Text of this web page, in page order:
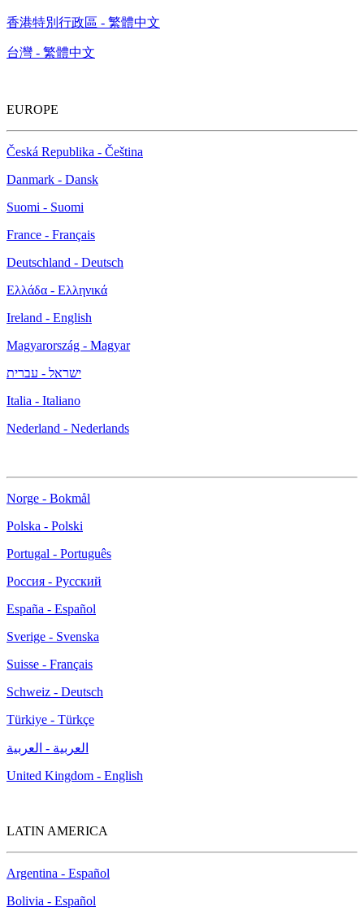
香港特別行政區 - 繁體中文
台灣 - 繁體中文
EUROPE
Česká Republika - Čeština
Danmark - Dansk
Suomi - Suomi
France - Français
Deutschland - Deutsch
Ελλάδα - Ελληνικά
Ireland - English
Magyarország - Magyar
ישראל - עברית
Italia - Italiano
Nederland - Nederlands
Norge - Bokmål
Polska - Polski
Portugal - Português
Россия - Русский
España - Español
Sverige - Svenska
Suisse - Français
Schweiz - Deutsch
Türkiye - Türkçe
العربية - العربية
United Kingdom - English
LATIN AMERICA
Argentina - Español
Bolivia - Español